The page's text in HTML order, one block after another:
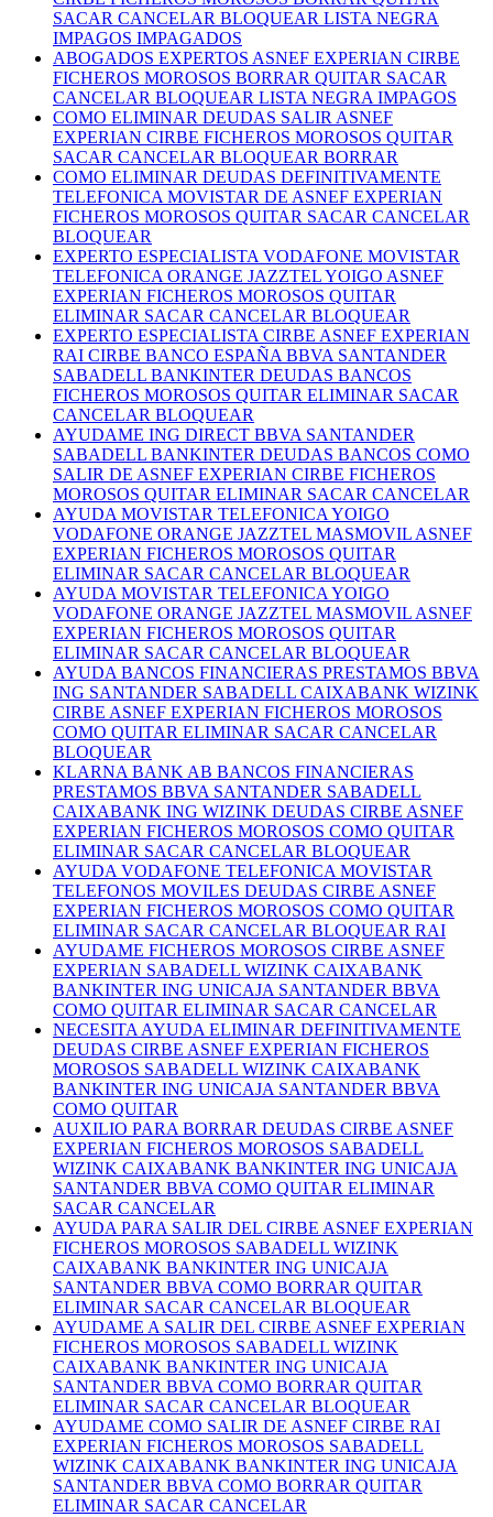
SACAR CANCELAR BLOQUEAR LISTA NEGRA
IMPAGOS IMPAGADOS
ABOGADOS EXPERTOS ASNEF EXPERIAN CIRBE
FICHEROS MOROSOS BORRAR QUITAR SACAR
CANCELAR BLOQUEAR LISTA NEGRA IMPAGOS
COMO ELIMINAR DEUDAS SALIR ASNEF
EXPERIAN CIRBE FICHEROS MOROSOS QUITAR
SACAR CANCELAR BLOQUEAR BORRAR
COMO ELIMINAR DEUDAS DEFINITIVAMENTE
TELEFONICA MOVISTAR DE ASNEF EXPERIAN
FICHEROS MOROSOS QUITAR SACAR CANCELAR
BLOQUEAR
EXPERTO ESPECIALISTA VODAFONE MOVISTAR
TELEFONICA ORANGE JAZZTEL YOIGO ASNEF
EXPERIAN FICHEROS MOROSOS QUITAR
ELIMINAR SACAR CANCELAR BLOQUEAR
EXPERTO ESPECIALISTA CIRBE ASNEF EXPERIAN
RAI CIRBE BANCO ESPAÑA BBVA SANTANDER
SABADELL BANKINTER DEUDAS BANCOS
FICHEROS MOROSOS QUITAR ELIMINAR SACAR
CANCELAR BLOQUEAR
AYUDAME ING DIRECT BBVA SANTANDER
SABADELL BANKINTER DEUDAS BANCOS COMO
SALIR DE ASNEF EXPERIAN CIRBE FICHEROS
MOROSOS QUITAR ELIMINAR SACAR CANCELAR
AYUDA MOVISTAR TELEFONICA YOIGO
VODAFONE ORANGE JAZZTEL MASMOVIL ASNEF
EXPERIAN FICHEROS MOROSOS QUITAR
ELIMINAR SACAR CANCELAR BLOQUEAR
AYUDA MOVISTAR TELEFONICA YOIGO
VODAFONE ORANGE JAZZTEL MASMOVIL ASNEF
EXPERIAN FICHEROS MOROSOS QUITAR
ELIMINAR SACAR CANCELAR BLOQUEAR
AYUDA BANCOS FINANCIERAS PRESTAMOS BBVA
ING SANTANDER SABADELL CAIXABANK WIZINK
CIRBE ASNEF EXPERIAN FICHEROS MOROSOS
COMO QUITAR ELIMINAR SACAR CANCELAR
BLOQUEAR
KLARNA BANK AB BANCOS FINANCIERAS
PRESTAMOS BBVA SANTANDER SABADELL
CAIXABANK ING WIZINK DEUDAS CIRBE ASNEF
EXPERIAN FICHEROS MOROSOS COMO QUITAR
ELIMINAR SACAR CANCELAR BLOQUEAR
AYUDA VODAFONE TELEFONICA MOVISTAR
TELEFONOS MOVILES DEUDAS CIRBE ASNEF
EXPERIAN FICHEROS MOROSOS COMO QUITAR
ELIMINAR SACAR CANCELAR BLOQUEAR RAI
AYUDAME FICHEROS MOROSOS CIRBE ASNEF
EXPERIAN SABADELL WIZINK CAIXABANK
BANKINTER ING UNICAJA SANTANDER BBVA
COMO QUITAR ELIMINAR SACAR CANCELAR
NECESITA AYUDA ELIMINAR DEFINITIVAMENTE
DEUDAS CIRBE ASNEF EXPERIAN FICHEROS
MOROSOS SABADELL WIZINK CAIXABANK
BANKINTER ING UNICAJA SANTANDER BBVA
COMO QUITAR
AUXILIO PARA BORRAR DEUDAS CIRBE ASNEF
EXPERIAN FICHEROS MOROSOS SABADELL
WIZINK CAIXABANK BANKINTER ING UNICAJA
SANTANDER BBVA COMO QUITAR ELIMINAR
SACAR CANCELAR
AYUDA PARA SALIR DEL CIRBE ASNEF EXPERIAN
FICHEROS MOROSOS SABADELL WIZINK
CAIXABANK BANKINTER ING UNICAJA
SANTANDER BBVA COMO BORRAR QUITAR
ELIMINAR SACAR CANCELAR BLOQUEAR
AYUDAME A SALIR DEL CIRBE ASNEF EXPERIAN
FICHEROS MOROSOS SABADELL WIZINK
CAIXABANK BANKINTER ING UNICAJA
SANTANDER BBVA COMO BORRAR QUITAR
ELIMINAR SACAR CANCELAR BLOQUEAR
AYUDAME COMO SALIR DE ASNEF CIRBE RAI
EXPERIAN FICHEROS MOROSOS SABADELL
WIZINK CAIXABANK BANKINTER ING UNICAJA
SANTANDER BBVA COMO BORRAR QUITAR
ELIMINAR SACAR CANCELAR